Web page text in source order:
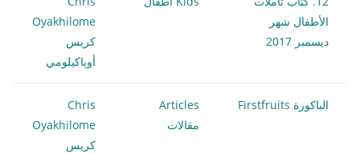
الأطفال شهر
ديسمبر 2017
Oyakhilome
كريس
أوياكيلومي
الباكورة Firstfruits
Articles
مقالات
Chris
Oyakhilome
كريس